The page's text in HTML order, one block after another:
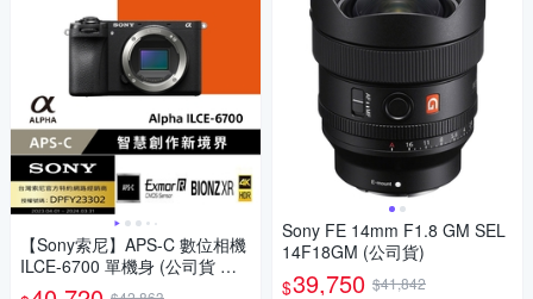
【Sony索尼】APS-C 數位相機
ILCE-6700 單機身 (公司貨 保
固18+6個月)
Sony FE 14mm F1.8 GM SEL
14F18GM (公司貨)
$39,750 $41,842